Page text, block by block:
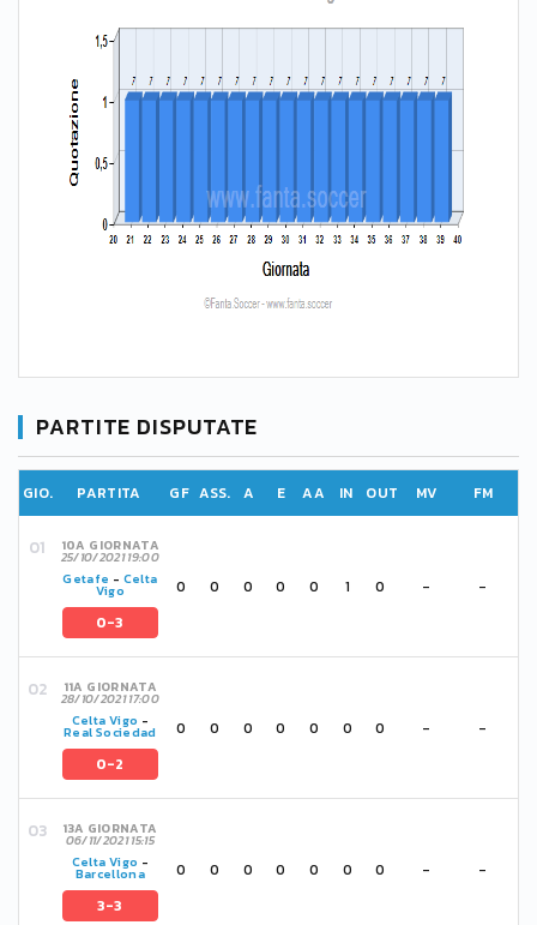
PARTITE DISPUTATE
GIO. PARTITA GF ASS. A E AA IN OUT MV FM
10A GIORNATA
25/10/2021 19:00
Getafe - Celta
Vigo
0-3
0 0 0 0 0 1 0 - -
11A GIORNATA
28/10/2021 17:00
Celta Vigo -
Real Sociedad
0-2
0 0 0 0 0 0 0 - -
13A GIORNATA
06/11/2021 15:15
Celta Vigo -
Barcellona
3-3
0 0 0 0 0 0 0 - -